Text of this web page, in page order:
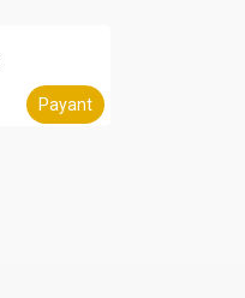
Payant